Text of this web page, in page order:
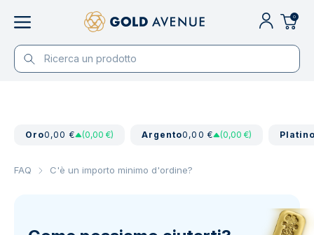
0
Oro0,00 € (0,00 €) Argento0,00 € (0,00 €)
FAQ C'è un importo minimo d'ordine?